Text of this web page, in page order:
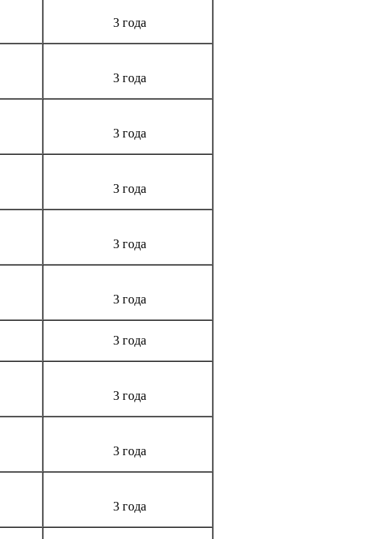
3 года
3 года
3 года
3 года
3 года
3 года
3 года
3 года
3 года
3 года